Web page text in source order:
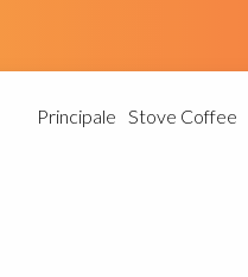
Principale Stove Coffee